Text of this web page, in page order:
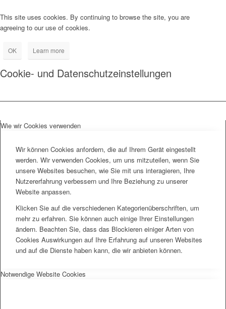
This site uses cookies. By continuing to browse the site, you are
agreeing to our use of cookies.
OK Learn more
Cookie- und Datenschutzeinstellungen
Wie wir Cookies verwenden
Wir können Cookies anfordern, die auf Ihrem Gerät eingestellt
werden. Wir verwenden Cookies, um uns mitzuteilen, wenn Sie
unsere Websites besuchen, wie Sie mit uns interagieren, Ihre
Nutzererfahrung verbessern und Ihre Beziehung zu unserer
Website anpassen.
Klicken Sie auf die verschiedenen Kategorienüberschriften, um
mehr zu erfahren. Sie können auch einige Ihrer Einstellungen
ändern. Beachten Sie, dass das Blockieren einiger Arten von
Cookies Auswirkungen auf Ihre Erfahrung auf unseren Websites
und auf die Dienste haben kann, die wir anbieten können.
Notwendige Website Cookies